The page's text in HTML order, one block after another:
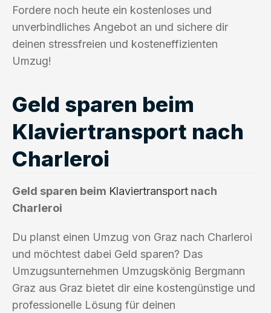
Fordere noch heute ein kostenloses und
unverbindliches Angebot an und sichere dir
deinen stressfreien und kosteneffizienten
Umzug!
Geld sparen beim
Klaviertransport nach
Charleroi
Geld sparen beim Klaviertransport nach
Charleroi
Du planst einen Umzug von Graz nach Charleroi
und möchtest dabei Geld sparen? Das
Umzugsunternehmen Umzugskönig Bergmann
Graz aus Graz bietet dir eine kostengünstige und
professionelle Lösung für deinen